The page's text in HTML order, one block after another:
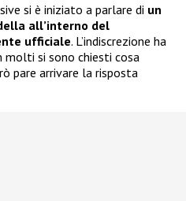
si è iniziato a parlare di un
all’interno del
ufficiale. L’indiscrezione ha
si sono chiesti cosa
pare arrivare la risposta